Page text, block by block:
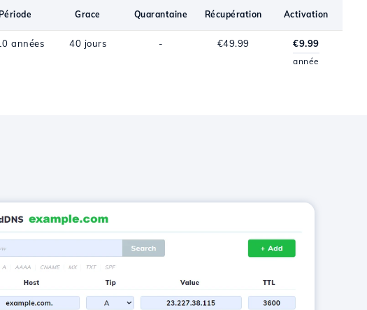
Période Grace Quarantaine Récupération Activation
années 40 jours - €49.99 €9.99
année